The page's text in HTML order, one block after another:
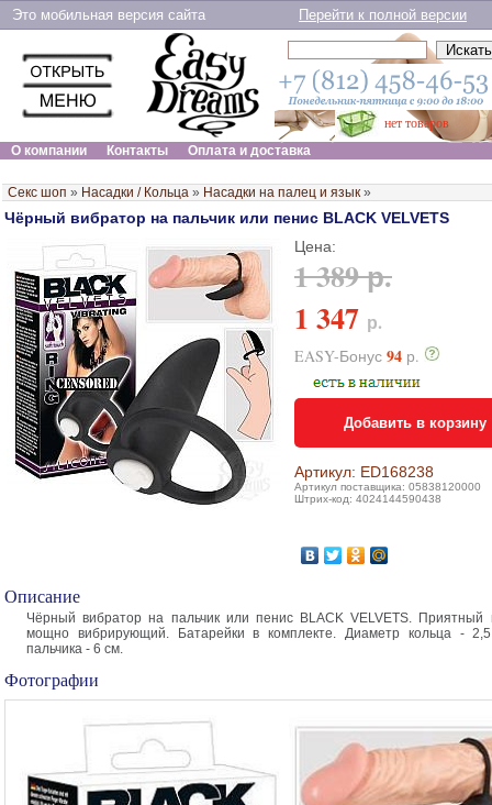
Это мобильная версия сайта Перейти к полной версии
нет товаров
О компании
Контакты Оплата и доставка
Секс шоп » Насадки / Кольца » Насадки на палец и язык »
Чёрный вибратор на пальчик или пенис BLACK VELVETS
Цена:
1 389 р.
1 347 р.
EASY-Бонус 94 р.
Добавить в корзину
Артикул: ED168238
Артикул поставщика: 05838120000
Штрих-код: 4024144590438
Описание
Чёрный вибратор на пальчик или пенис BLACK VELVETS.
мощно вибрирующий. Батарейки в комплекте. Диаметр кольца -
пальчика - 6 см.
Фотографии